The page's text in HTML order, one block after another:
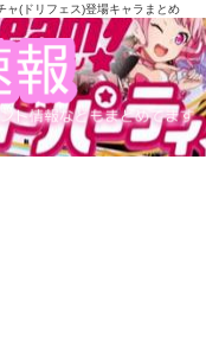
ャ(ドリフェス)登場キャラまとめ